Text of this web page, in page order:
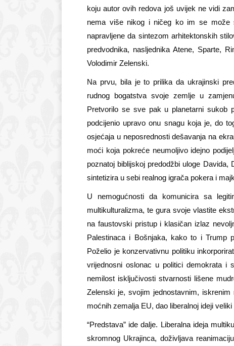
koju autor ovih redova još uvijek ne vidi
nema više nikog i ničeg ko im se može
napravljene da sintezom arhitektonskih
predvodnika, nasljednika Atene, Sparte,
Volodimir Zelenski.
Na prvu, bila je to prilika da ukrajinski
rudnog bogatstva svoje zemlje u
Pretvorilo se sve pak u planetarni sukob
podcijenio upravo onu snagu koja je, do
osjećaja u neposrednosti dešavanja na
moći koja pokreće neumoljivo idejno
poznatoj biblijskoj predodžbi uloge
sintetizira u sebi realnog igrača pokera i
U nemogućnosti da komunicira sa
multikulturalizma, te gura svoje vlastite
na faustovski pristup i klasičan izlaz
Palestinaca i Bošnjaka, kako to i Trump
Poželio je konzervativnu politiku
vrijednosni oslonac u politici demokrata
nemilost isključivosti stvarnosti lišene
Zelenski je, svojim jednostavnim,
moćnih zemalja EU, dao liberalnoj ideji veliki
“Predstava” ide dalje. Liberalna ideja
skromnog Ukrajinca, doživljava